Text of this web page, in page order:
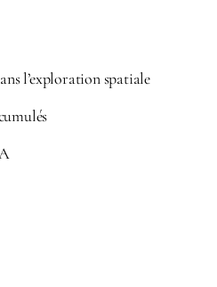
l’exploration spatiale